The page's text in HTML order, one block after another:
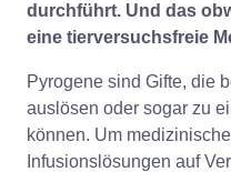
durchführt. Und das
eine tierversuchsfreie
Pyrogene sind Gifte, die
auslösen oder sogar zu
können. Um
Infusionslösungen auf